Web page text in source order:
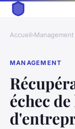
Accueil›Management
MANAGEMENT
échec